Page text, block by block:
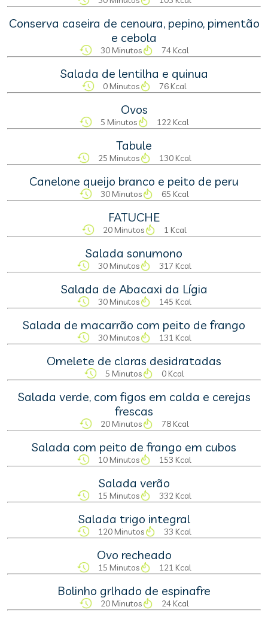
Conserva caseira de cenoura, pepino, pimentão
e cebola
30 Minutos 74 Kcal
Salada de lentilha e quinua
0 Minutos 76 Kcal
Ovos
5 Minutos 122 Kcal
Tabule
25 Minutos 130 Kcal
Canelone queijo branco e peito de peru
30 Minutos 65 Kcal
FATUCHE
20 Minutos 1 Kcal
Salada sonumono
30 Minutos 317 Kcal
Salada de Abacaxi da Lígia
30 Minutos 145 Kcal
Salada de macarrão com peito de frango
30 Minutos 131 Kcal
Omelete de claras desidratadas
5 Minutos 0 Kcal
Salada verde, com figos em calda e cerejas
frescas
20 Minutos 78 Kcal
Salada com peito de frango em cubos
10 Minutos 153 Kcal
Salada verão
15 Minutos 332 Kcal
Salada trigo integral
120 Minutos 33 Kcal
Ovo recheado
15 Minutos 121 Kcal
Bolinho grlhado de espinafre
20 Minutos 24 Kcal